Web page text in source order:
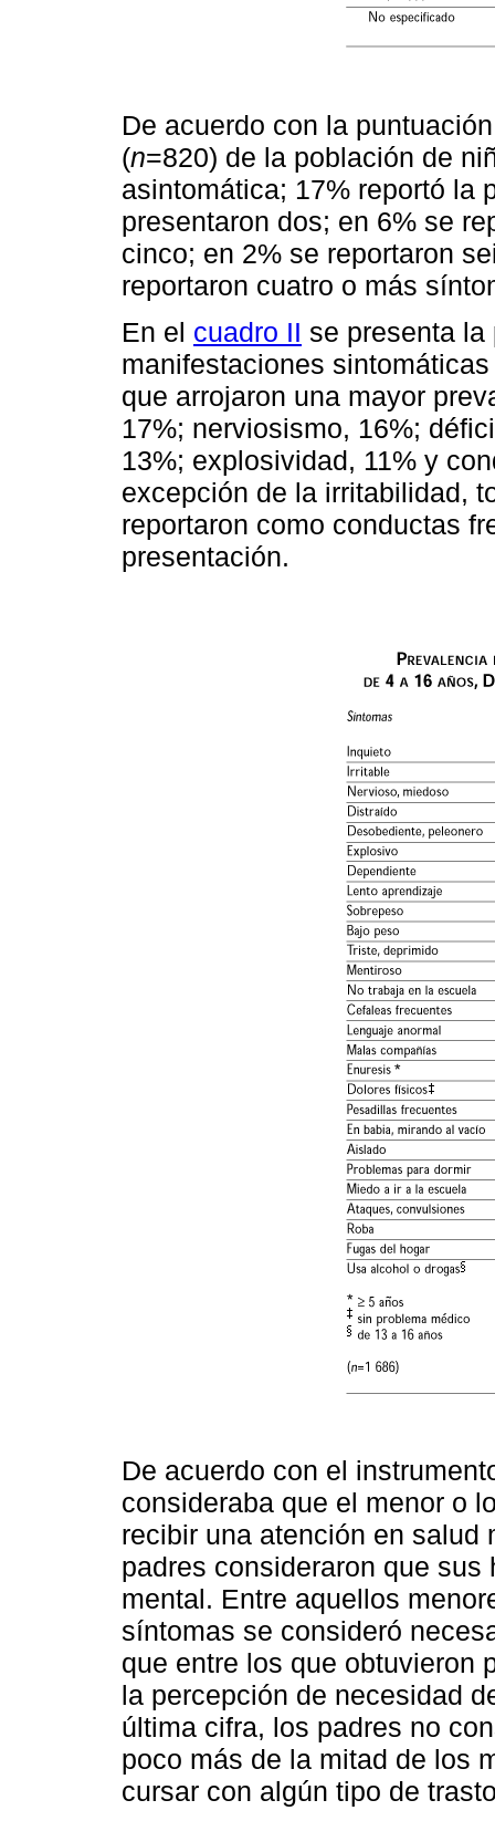
De acuerdo con la
(n=820) de la población de
asintomática; 17% reportó la
presentaron dos; en 6% se
cinco; en 2% se reportaron
reportaron cuatro o más
En el cuadro II se presenta
manifestaciones
que arrojaron una mayor
17%; nerviosismo, 16%;
13%; explosividad, 11% y
excepción de la irritabilidad,
reportaron como conductas
presentación.
De acuerdo con el
consideraba que el menor o
recibir una atención en salud
padres consideraron que
mental. Entre aquellos
síntomas se consideró
que entre los que obtuvieron
la percepción de necesidad
última cifra, los padres no
poco más de la mitad de los
cursar con algún tipo de